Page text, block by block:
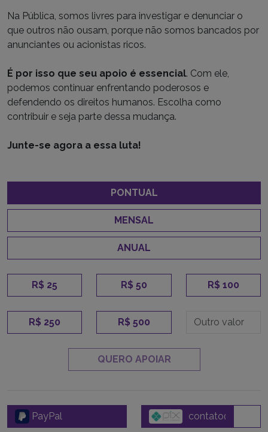
Na Pública, somos livres para investigar e denunciar o
que outros não ousam, porque não somos bancados por
anunciantes ou acionistas ricos.
É por isso que seu apoio é essencial. Com ele,
podemos continuar enfrentando poderosos e
defendendo os direitos humanos. Escolha como
contribuir e seja parte dessa mudança.
Junte-se agora a essa luta!
PONTUAL
MENSAL
ANUAL
R$ 25 R$ 50 R$ 100
R$ 250 R$ 500
QUERO APOIAR
PayPal